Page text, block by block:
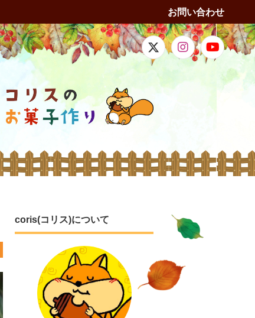
お問い合わせ
coris(コリス)について